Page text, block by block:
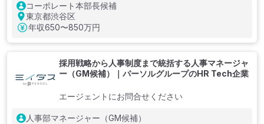
コーポレート本部長候補
東京都渋谷区
年収650〜850万円
採用戦略から人事制度まで統括する人事マネージャ
ー（GM候補）｜パーソルグループのHR Tech企業
エージェントにお問合せください
人事部マネージャー（GM候補）